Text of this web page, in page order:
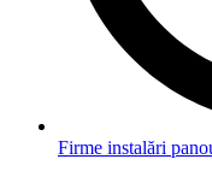
Firme instalări